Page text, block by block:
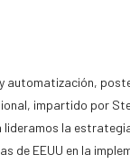
automatización,
impartido por
la
de EEUU en la